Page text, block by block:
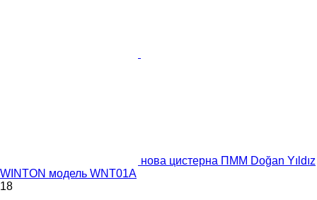
нова цистерна ПММ Doğan Yıldız
WINTON модель WNT01A
18